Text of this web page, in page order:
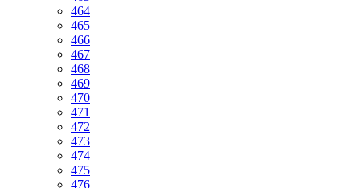
464
465
466
467
468
469
470
471
472
473
474
475
476